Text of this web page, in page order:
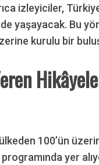
izleyiciler,
yaşayacak. Bu
kurulu bir
100’ün
yer